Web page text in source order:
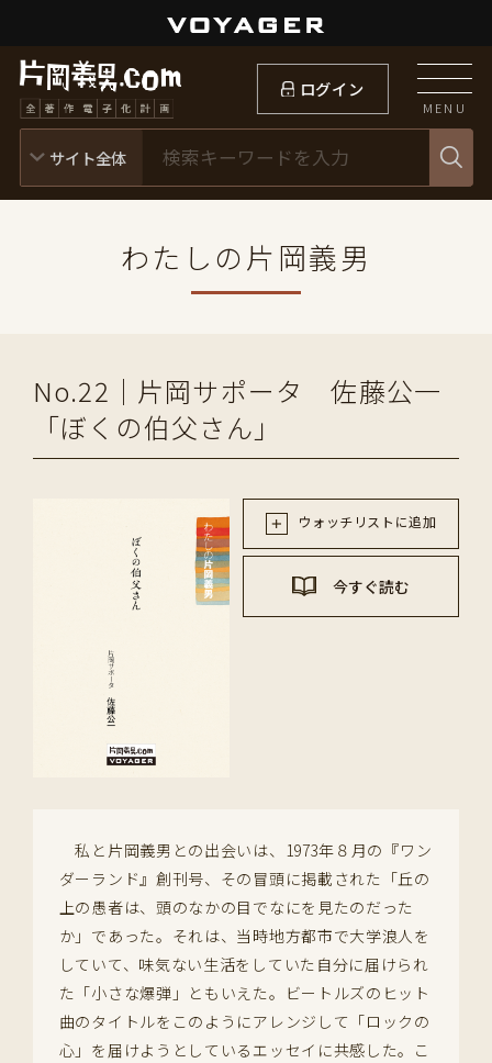
ログイン
MENU
わたしの片岡義男
No.22｜片岡サポータ 佐藤公一
「ぼくの伯父さん」
ウォッチリストに追加
今すぐ読む
私と片岡義男との出会いは、1973年８月の『ワン
ダーランド』創刊号、その冒頭に掲載された「丘の
上の愚者は、頭のなかの目でなにを見たのだった
か」であった。それは、当時地方都市で大学浪人を
していて、味気ない生活をしていた自分に届けられ
た「小さな爆弾」ともいえた。ビートルズのヒット
曲のタイトルをこのようにアレンジして「ロックの
心」を届けようとしているエッセイに共感した。こ